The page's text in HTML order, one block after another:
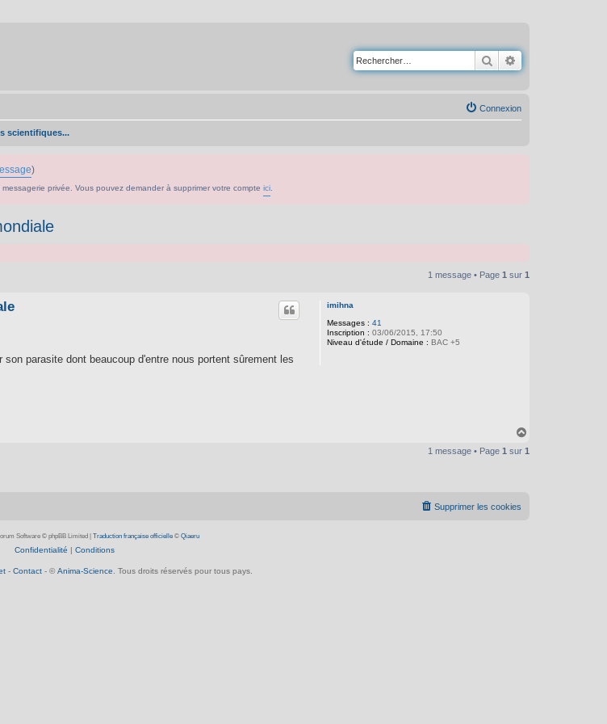
Rechercher
Connexion
scientifiques...
)
privée. Vous pouvez demander à supprimer votre compte ici
1 message • Page 1 sur 1
imihna
Messages : 41
Inscription : 03/06/2015, 17:50
Niveau d'étude / Domaine : BAC +5
parasite dont beaucoup d'entre nous portent sûrement les
u
1 message • Page 1 sur 1
Supprimer les cookies
Software © phpBB Limited Traduction française officielle© Qiaeru
Confidentialité | Conditions
- Contact- © Anima-Science . Tous droits réservés pour tous pays.